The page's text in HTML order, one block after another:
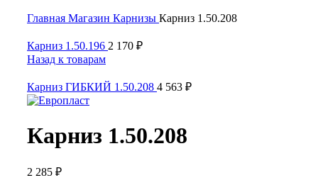
Главная Магазин Карнизы Карниз 1.50.208
Карниз 1.50.196 2 170 ₽
Назад к товарам
Карниз ГИБКИЙ 1.50.208 4 563 ₽
Карниз 1.50.208
2 285 ₽